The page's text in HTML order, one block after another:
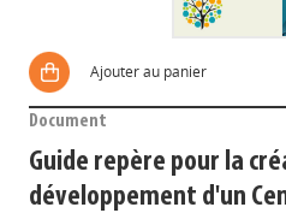
Ajouter au panier
Document
Guide repère pour la
développement d'un